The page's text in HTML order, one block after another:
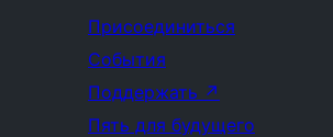
Присоединиться
События
Поддержать ↗
Пять для будущего